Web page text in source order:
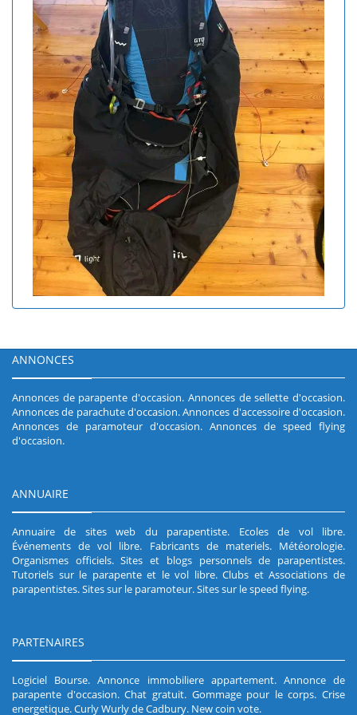
ANNONCES
Annonces de parapente d'occasion. Annonces de sellette d'occasion.
Annonces de parachute d'occasion.Annonces d'accessoire d'occasion.
Annonces de paramoteur d'occasion. Annonces de speed flying
d'occasion.
ANNUAIRE
Annuaire de sites web du parapentiste. Ecoles de vol libre.
Événements de vol libre. Fabricants de materiels. Météorologie.
Organismes officiels.Sites et blogs personnels de parapentistes.
Tutoriels sur le parapente et le vol libre.Clubs et Associations de
parapentistes.Sites sur le paramoteur.Sites sur le speed flying.
PARTENAIRES
Logiciel Bourse.Annonce immobiliere appartement. Annonce de
parapente d'occasion.Chat gratuit. Gommage pour le corps. Crise
energetique.Curly Wurly de Cadbury. New coin vote.